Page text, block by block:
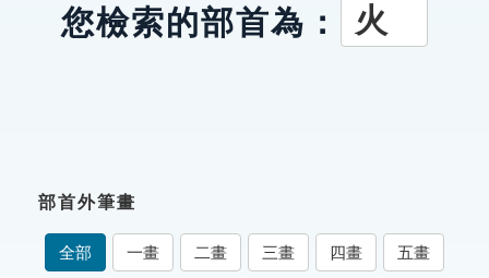
成語故事
索引選單
您檢索的部首為： 火
部首外筆畫
全部 一畫 二畫 三畫 四畫 五畫